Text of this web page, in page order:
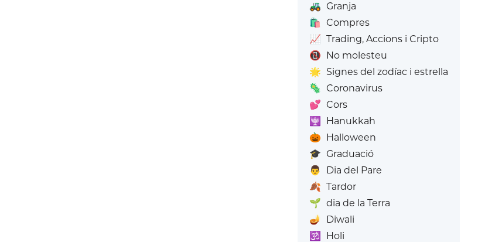
🚜 Granja
🛍️ Compres
📈 Trading, Accions i Cripto
📵 No molesteu
🌟 Signes del zodíac i estrella
🦠 Coronavirus
💕 Cors
🕎
Hanukkah
🎃 Halloween
🎓 Graduació
👨
Dia del Pare
🍂 Tardor
🌱 dia de la Terra
🪔
Diwali
🕉️
Holi